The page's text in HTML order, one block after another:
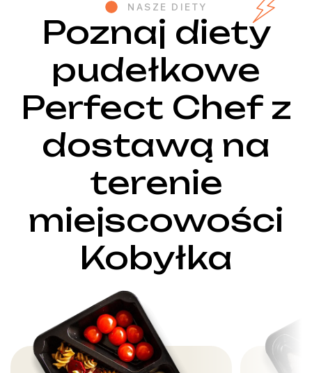
NASZE DIETY
Poznaj diety
pudełkowe
Perfect Chef z
dostawą na
terenie
miejscowości
Kobyłka